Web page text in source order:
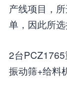
产线项目，
单，因此所选
2台
振动筛+给料